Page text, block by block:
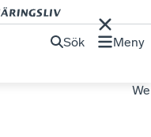
Sök Meny